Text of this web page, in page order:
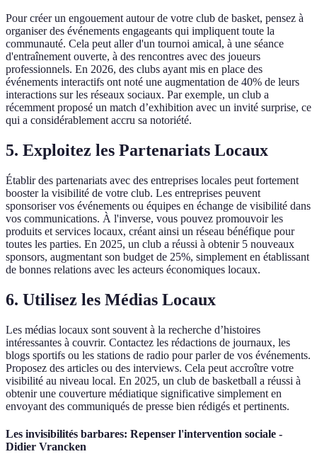
Pour créer un engouement autour de votre club de basket, pensez à
organiser des événements engageants qui impliquent toute la
communauté. Cela peut aller d'un tournoi amical, à une séance
d'entraînement ouverte, à des rencontres avec des joueurs
professionnels. En 2026, des clubs ayant mis en place des
événements interactifs ont noté une augmentation de 40% de leurs
interactions sur les réseaux sociaux. Par exemple, un club a
récemment proposé un match d’exhibition avec un invité surprise, ce
qui a considérablement accru sa notoriété.
5. Exploitez les Partenariats Locaux
Établir des partenariats avec des entreprises locales peut fortement
booster la visibilité de votre club. Les entreprises peuvent
sponsoriser vos événements ou équipes en échange de visibilité dans
vos communications. À l'inverse, vous pouvez promouvoir les
produits et services locaux, créant ainsi un réseau bénéfique pour
toutes les parties. En 2025, un club a réussi à obtenir 5 nouveaux
sponsors, augmentant son budget de 25%, simplement en établissant
de bonnes relations avec les acteurs économiques locaux.
6. Utilisez les Médias Locaux
Les médias locaux sont souvent à la recherche d’histoires
intéressantes à couvrir. Contactez les rédactions de journaux, les
blogs sportifs ou les stations de radio pour parler de vos événements.
Proposez des articles ou des interviews. Cela peut accroître votre
visibilité au niveau local. En 2025, un club de basketball a réussi à
obtenir une couverture médiatique significative simplement en
envoyant des communiqués de presse bien rédigés et pertinents.
Les invisibilités barbares: Repenser l'intervention sociale -
Didier Vrancken